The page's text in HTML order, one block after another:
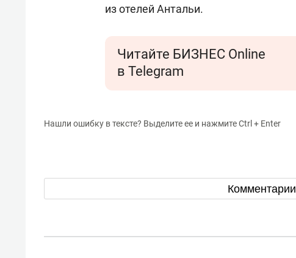
из отелей Антальи.
Читайте БИЗНЕС Online
в Telegram
Нашли ошибку в тексте? Выделите ее и нажмите Ctrl + Enter
Комментарии